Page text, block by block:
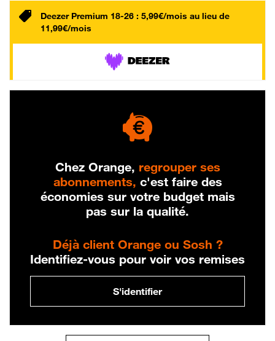
Deezer Premium 18-26 : 5,99€/mois au lieu de
11,99€/mois
Chez Orange, regrouper ses
abonnements, c'est faire des
économies sur votre budget mais
pas sur la qualité.
Déjà client Orange ou Sosh ?
Identifiez-vous pour voir vos remises
S'identifier